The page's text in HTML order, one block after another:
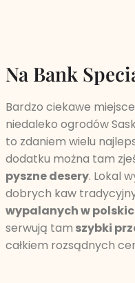
Na Bank
Bardzo ciekawe
niedaleko ogrodów
to zdaniem wielu
dodatku można tam
pyszne desery. Lokal
dobrych kaw
wypalanych w
serwują tam szybki
całkiem rozsądnych